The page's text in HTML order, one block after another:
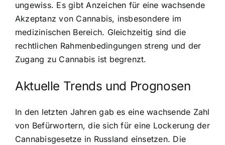
ungewiss. Es gibt Anzeichen für eine wachsende
Akzeptanz von Cannabis, insbesondere im
medizinischen Bereich. Gleichzeitig sind die
rechtlichen Rahmenbedingungen streng und der
Zugang zu Cannabis ist begrenzt.
Aktuelle Trends und Prognosen
In den letzten Jahren gab es eine wachsende Zahl
von Befürwortern, die sich für eine Lockerung der
Cannabisgesetze in Russland einsetzen. Die